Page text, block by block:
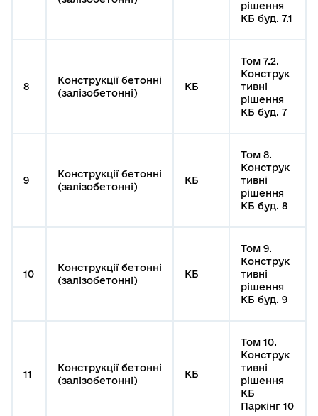
рішення
КБ буд. 7.1
8
Конструкції бетонні
(залізобетонні)
КБ
Том 7.2.
Конструк
тивні
рішення
КБ буд. 7
9
Конструкції бетонні
(залізобетонні)
КБ
Том 8.
Конструк
тивні
рішення
КБ буд. 8
10
Конструкції бетонні
(залізобетонні)
КБ
Том 9.
Конструк
тивні
рішення
КБ буд. 9
11
Конструкції бетонні
(залізобетонні)
КБ
Том 10.
Конструк
тивні
рішення
КБ
Паркінг 10